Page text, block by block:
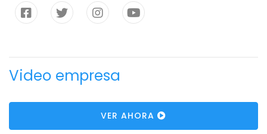
Video empresa
VER AHORA